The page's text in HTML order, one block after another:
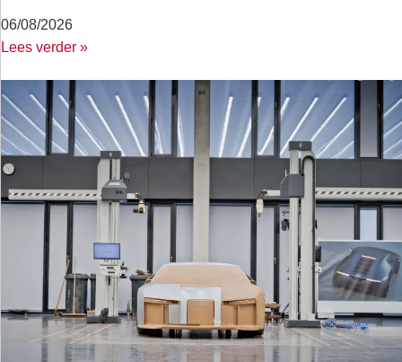
06/08/2026
Lees verder »